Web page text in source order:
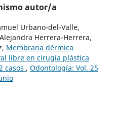
autor/a
Urbano-del-Valle,
Herrera-Herrera,
Membrana dérmica
libre en cirugía plástica
casos , Odontología: Vol. 25